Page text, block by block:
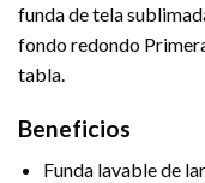
funda de tela
fondo redondo
tabla.
Beneficios
Funda lavable de